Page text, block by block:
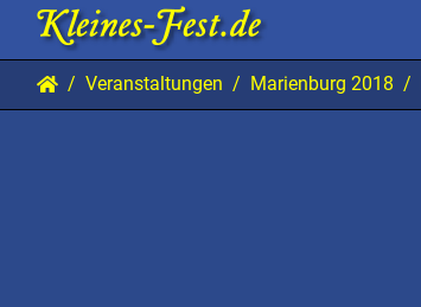
Veranstaltungen Marienburg 2018